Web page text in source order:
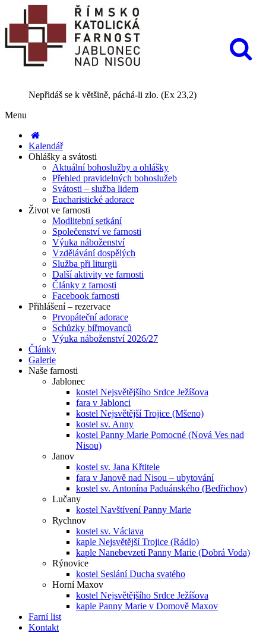
Nepřidáš se k většině, páchá-li zlo. (Ex 23,2)
Menu
Kalendář
Ohlášky a svátosti
Aktuální bohoslužby a ohlášky
Přehled pravidelných bohoslužeb
Svátosti – služba lidem
Eucharistické adorace
Život ve farnosti
Modlitební setkání
Společenství ve farnosti
Výuka náboženství
Vzdělávání dospělých
Služba při liturgii
Další aktivity ve farnosti
Články z farnosti
Facebook farnosti
Přihlášení – rezervace
Prvopáteční adorace
Schůzky biřmovanců
Výuka náboženství 2026/27
Články
Galerie
Naše farnosti
Jablonec
kostel Nejsvětějšího Srdce Ježíšova
fara v Jablonci
kostel Nejsvětější Trojice (Mšeno)
kostel sv. Anny
kostel Panny Marie Pomocné (Nová Ves nad
Nisou)
Janov
kostel sv. Jana Křtitele
fara v Janově nad Nisou – ubytování
kostel sv. Antonína Paduánského (Bedřichov)
Lučany
kostel Navštívení Panny Marie
Rychnov
kostel sv. Václava
kaple Nejsvětější Trojice (Rádlo)
kaple Nanebevzetí Panny Marie (Dobrá Voda)
Rýnovice
kostel Seslání Ducha svatého
Horní Maxov
kostel Nejsvětějšího Srdce Ježíšova
kaple Panny Marie v Domově Maxov
Farní list
Kontakt